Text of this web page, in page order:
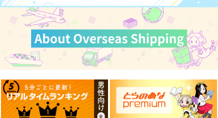
紫電改343完結編1巻
須本壮一
3,080円（税込）
オリジナル
菅野直
源田実
ウォッカと密造酒（サ
1,045 円（税込）
料理・レシピ
試製十糎対戦車砲 研
国本戦車塾
1,320 円（税込）
ミリタリー